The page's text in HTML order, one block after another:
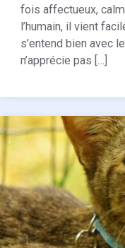
fois affectueux,
l’humain, il vient
s’entend bien avec
n’apprécie pas […]